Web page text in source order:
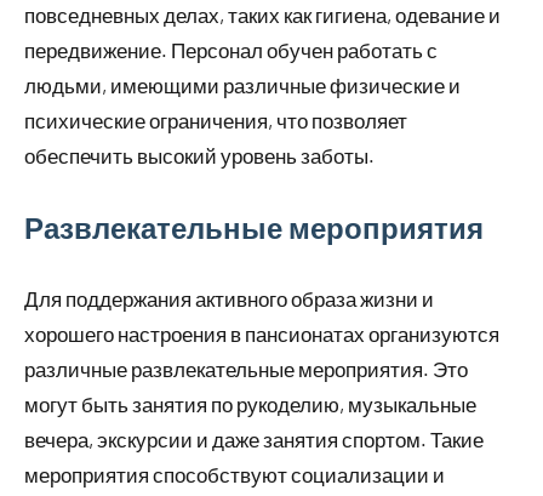
повседневных делах, таких как гигиена, одевание и
передвижение. Персонал обучен работать с
людьми, имеющими различные физические и
психические ограничения, что позволяет
обеспечить высокий уровень заботы.
Развлекательные мероприятия
Для поддержания активного образа жизни и
хорошего настроения в пансионатах организуются
различные развлекательные мероприятия. Это
могут быть занятия по рукоделию, музыкальные
вечера, экскурсии и даже занятия спортом. Такие
мероприятия способствуют социализации и